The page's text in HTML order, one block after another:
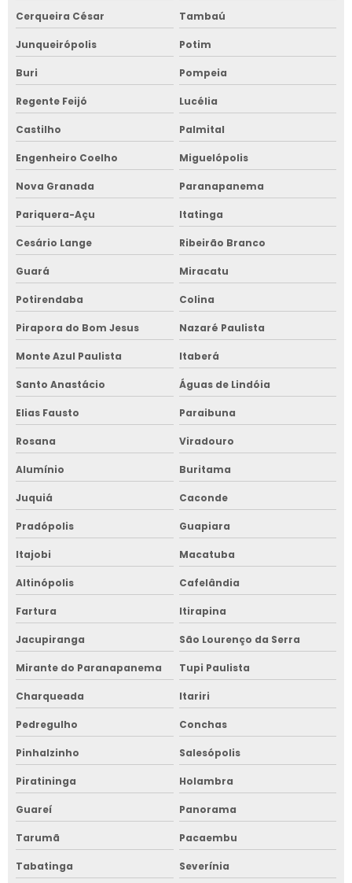
Cerqueira César Tambaú
Junqueirópolis Potim
Buri Pompeia
Regente Feijó Lucélia
Castilho Palmital
Engenheiro Coelho Miguelópolis
Nova Granada Paranapanema
Pariquera-Açu Itatinga
Cesário Lange Ribeirão Branco
Guará Miracatu
Potirendaba Colina
Pirapora do Bom Jesus Nazaré Paulista
Monte Azul Paulista Itaberá
Santo Anastácio Águas de Lindóia
Elias Fausto Paraibuna
Rosana Viradouro
Alumínio Buritama
Juquiá Caconde
Pradópolis Guapiara
Itajobi Macatuba
Altinópolis Cafelândia
Fartura Itirapina
Jacupiranga São Lourenço da Serra
Mirante do Paranapanema Tupi Paulista
Charqueada Itariri
Pedregulho Conchas
Pinhalzinho Salesópolis
Piratininga Holambra
Guareí Panorama
Tarumã Pacaembu
Tabatinga Severínia